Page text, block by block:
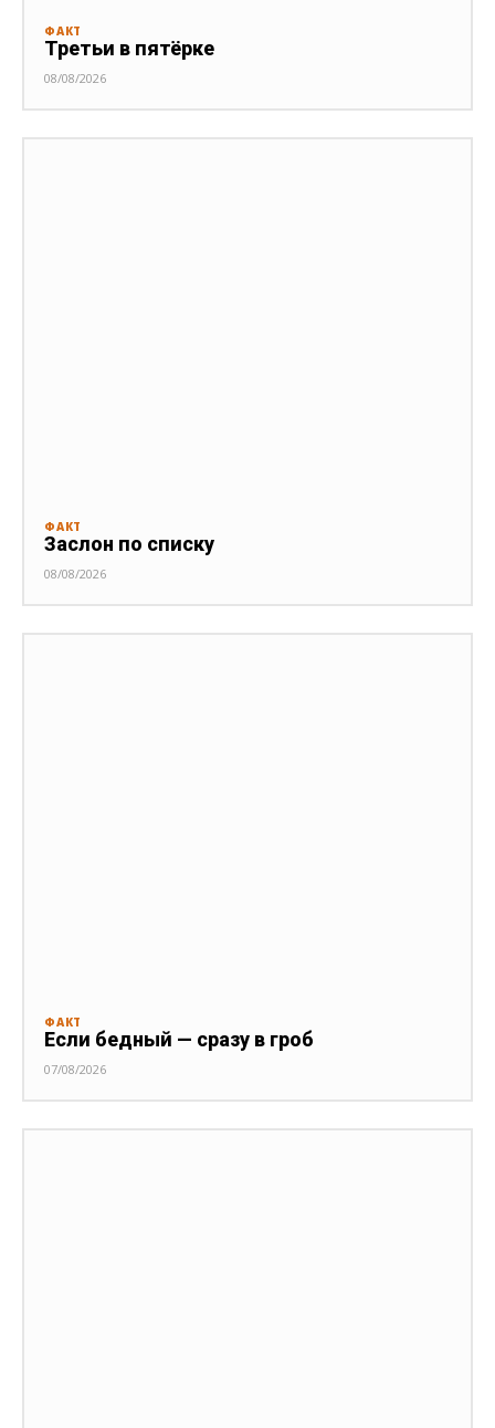
ФАКТ
Третьи в пятёрке
08/08/2026
ФАКТ
Заслон по списку
08/08/2026
ФАКТ
Если бедный — сразу в гроб
07/08/2026